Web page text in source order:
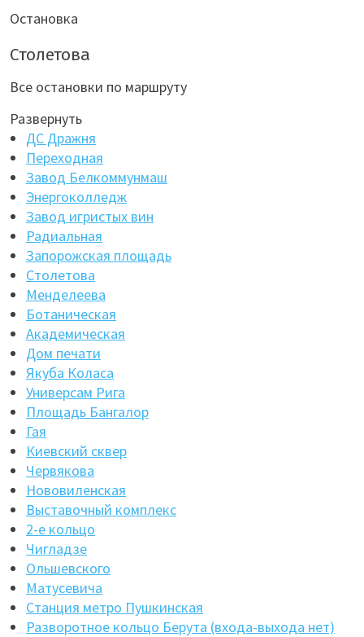
Остановка
Столетова
Все остановки по маршруту
Развернуть
ДС Дражня
Переходная
Завод Белкоммунмаш
Энергоколледж
Завод игристых вин
Радиальная
Запорожская площадь
Столетова
Менделеева
Ботаническая
Академическая
Дом печати
Якуба Коласа
Универсам Рига
Площадь Бангалор
Гая
Киевский сквер
Червякова
Нововиленская
Выставочный комплекс
2-е кольцо
Чигладзе
Ольшевского
Матусевича
Станция метро Пушкинская
Разворотное кольцо Берута (входа-выхода нет)